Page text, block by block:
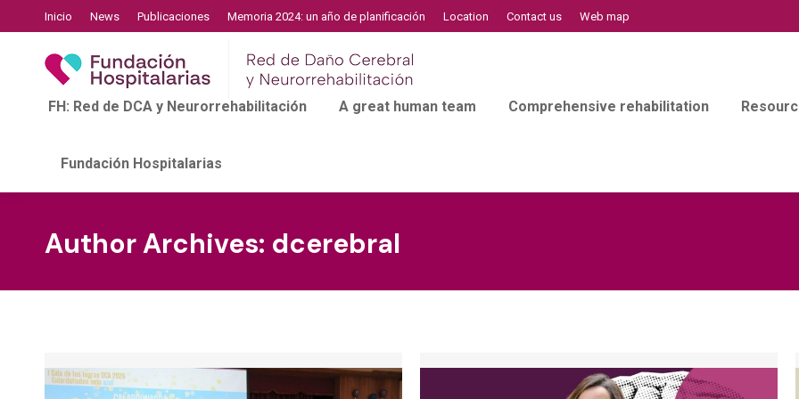
Inicio News Publicaciones Memoria 2024: un año de planificación Location Contact us Web map
FH: Red de DCA y Neurorrehabilitación A great human team Comprehensive rehabilitation
Fundación Hospitalarias
Author Archives: dcerebral